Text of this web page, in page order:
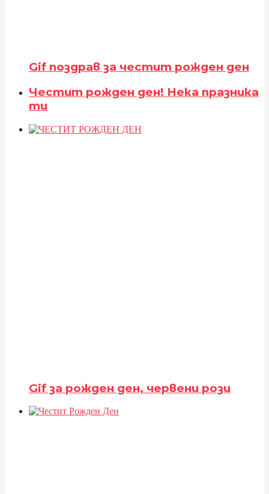
Gif поздрав за честит рожден ден
Честит рожден ден! Нека празника
ти
Gif за рожден ден, червени рози